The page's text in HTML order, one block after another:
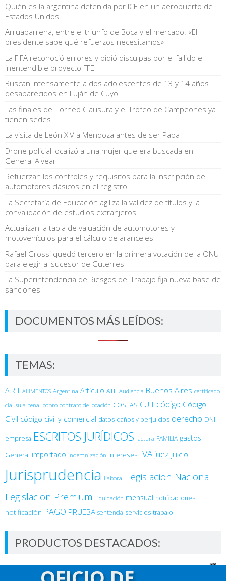
Quién es la argentina detenida por ICE en un aeropuerto de
Estados Unidos
Arruabarrena, entre el triunfo de Boca y el mercado: «El
presidente sabe qué refuerzos necesitamos»
La FIFA reconoció errores y pidió disculpas por el fallido e
inentendible proyecto FFE
Buscan intensamente a dos adolescentes de 13 y 14 años
desaparecidos en Luján de Cuyo
Las finales del Torneo Clausura y el Trofeo de Campeones ya
tienen sedes
La visita de León XIV a Mendoza antes de ser Papa
Drone policial localizó a una mujer que era buscada en
General Alvear
Refuerzan los controles y requisitos para la inscripción de
automotores clásicos en el registro
La Secretaría de Educación agiliza la validez de títulos y la
convalidación de estudios extranjeros
Actualizan la tabla de valuación de automotores y
motovehículos para el cálculo de aranceles
Rafael Grossi quedó tercero en la primera votación de la ONU
para elegir al sucesor de Guterres
La Superintendencia de Riesgos del Trabajo fija nueva base de
sanciones
DOCUMENTOS MÁS LEÍDOS:
TEMAS:
A.R.T ALIMENTOS Argentina Artículo ATE Audiencia Buenos Aires certificado
cláusula penal cobro contrato de locación COSTAS CUIT código Código
Civil código civil y comercial datos daños y perjuicios derecho DNI
empresa ESCRITOS JURÍDICOS factura FAMILIA gastos
General importado indemnización intereses IVA juez juicio
Jurisprudencia Laboral Legislacion Nacional
Legislacion Premium Liquidación mensual notificaciones
notificación PAGO PRUEBA sentencia servicios trabajo
PRODUCTOS DESTACADOS:
50% OFF - $12500 único pago. 12 meses de acceso
25,000.00El
$ 12,500.00
El